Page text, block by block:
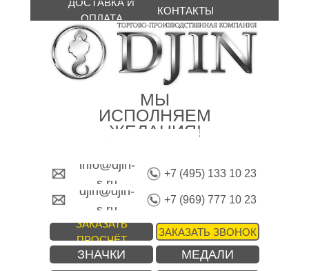
МЫ
ИСПОЛНЯЕМ
ЖЕЛАНИЯ!
ЗАКАЗАТЬ
ПРОСЧЁТ
+7 (969) 777 10 23
+7 (495) 133 10 23
ЗАКАЗАТЬ ЗВОНОК
ДОСТАВКА И
ОПЛАТА
КОНТАКТЫ
ЗНАЧКИ МЕДАЛИ
info@djin-
s.ru
djin@djin-
s.ru